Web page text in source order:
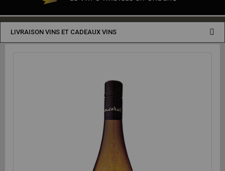
LIVRAISON VINS ET CADEAUX VINS